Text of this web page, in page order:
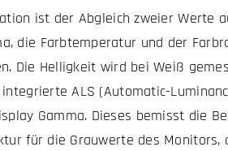
ist der Abgleich zweier Werte
die Farbtemperatur und der
Die Helligkeit wird bei Weiß
integrierte ALS (Automatic-
Gamma. Dieses bemisst die
für die Grauwerte des Monitors,